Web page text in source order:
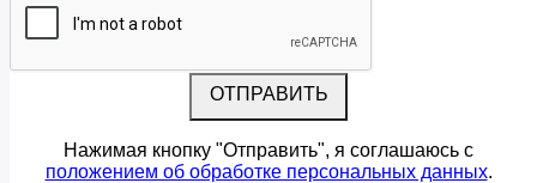
ОТПРАВИТЬ
Нажимая кнопку "Отправить", я соглашаюсь с
положением об обработке персональных данных.